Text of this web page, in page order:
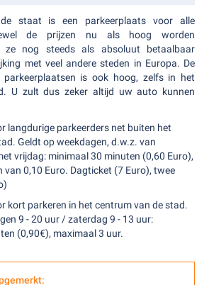
staat is een parkeerplaats voor alle
de prijzen nu als hoog worden
ze nog steeds als absoluut betaalbaar
met veel andere steden in Europa. De
parkeerplaatsen is ook hoog, zelfs in het
U zult dus zeker altijd uw auto kunnen
langdurige parkeerders net buiten het
Geldt op weekdagen, d.w.z. van
vrijdag: minimaal 30 minuten (0,60 Euro),
van 0,10 Euro. Dagticket (7 Euro), twee
kort parkeren in het centrum van de stad.
9 - 20 uur / zaterdag 9 - 13 uur:
(0,90€), maximaal 3 uur.